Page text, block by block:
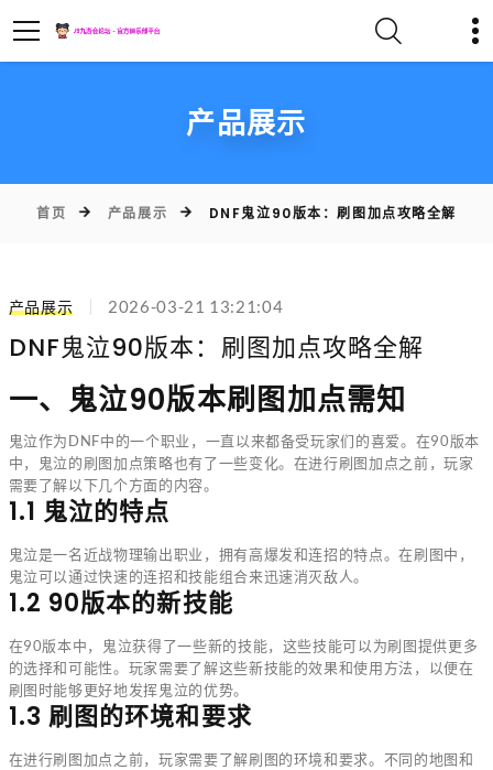
产品展示
首页 产品展示 DNF鬼泣90版本：刷图加点攻略全解
产品展示 2026-03-21 13:21:04
DNF鬼泣90版本：刷图加点攻略全解
一、鬼泣90版本刷图加点需知
鬼泣作为DNF中的一个职业，一直以来都备受玩家们的喜爱。在90版本
中，鬼泣的刷图加点策略也有了一些变化。在进行刷图加点之前，玩家
需要了解以下几个方面的内容。
1.1 鬼泣的特点
鬼泣是一名近战物理输出职业，拥有高爆发和连招的特点。在刷图中，
鬼泣可以通过快速的连招和技能组合来迅速消灭敌人。
1.2 90版本的新技能
在90版本中，鬼泣获得了一些新的技能，这些技能可以为刷图提供更多
的选择和可能性。玩家需要了解这些新技能的效果和使用方法，以便在
刷图时能够更好地发挥鬼泣的优势。
1.3 刷图的环境和要求
在进行刷图加点之前，玩家需要了解刷图的环境和要求。不同的地图和